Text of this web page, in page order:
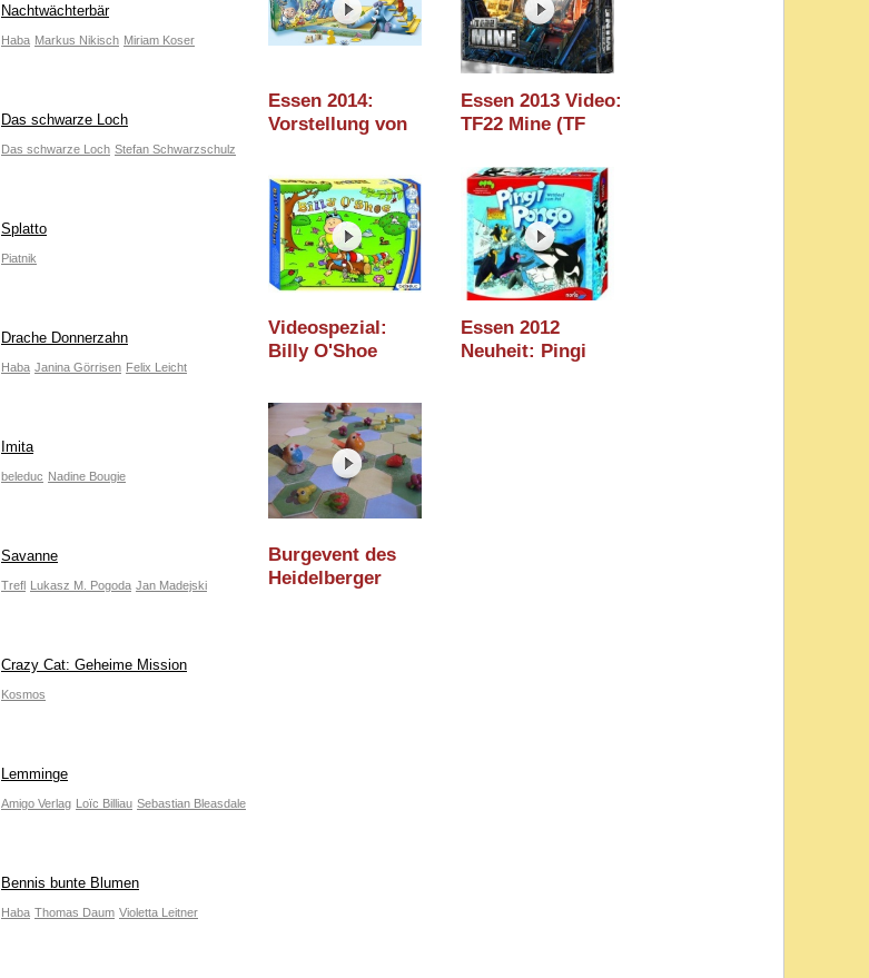
Nachtwächterbär
Haba Markus Nikisch Miriam Koser
Das schwarze Loch
Das schwarze Loch Stefan Schwarzschulz
Splatto
Piatnik
Drache Donnerzahn
Haba Janina Görrisen Felix Leicht
Imita
beleduc Nadine Bougie
Savanne
Trefl Lukasz M. Pogoda Jan Madejski
Crazy Cat: Geheime Mission
Kosmos
Lemminge
Amigo Verlag Loïc Billiau Sebastian Bleasdale
Bennis bunte Blumen
Haba Thomas Daum Violetta Leitner
Essen 2014:
Vorstellung von
Essen 2013 Video:
TF22 Mine (TF
Videospezial:
Billy O'Shoe
2013
Essen 2012
Neuheit: Pingi
Burgevent des
Heidelberger